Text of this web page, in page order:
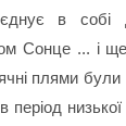
в собі
Сонце ... і
плями були
період